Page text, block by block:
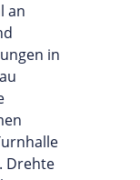
an
in
Drehte